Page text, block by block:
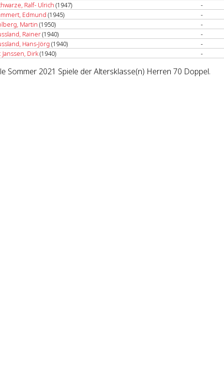
Ralf- Ulrich (1947) -
Edmund (1945) -
Martin (1950) -
Rainer(1940) -
Hans-Jörg (1940) -
Janssen, Dirk(1940) -
Sommer 2021 Spiele der Altersklasse(n) Herren 70 Doppel.